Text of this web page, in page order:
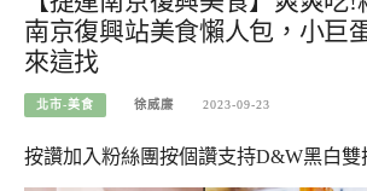
南京復興站美食懶人包，小巨
來這找
北市-美食 徐威廉 2023-09-23
按讚加入粉絲團按個讚支持D&W黑白雙